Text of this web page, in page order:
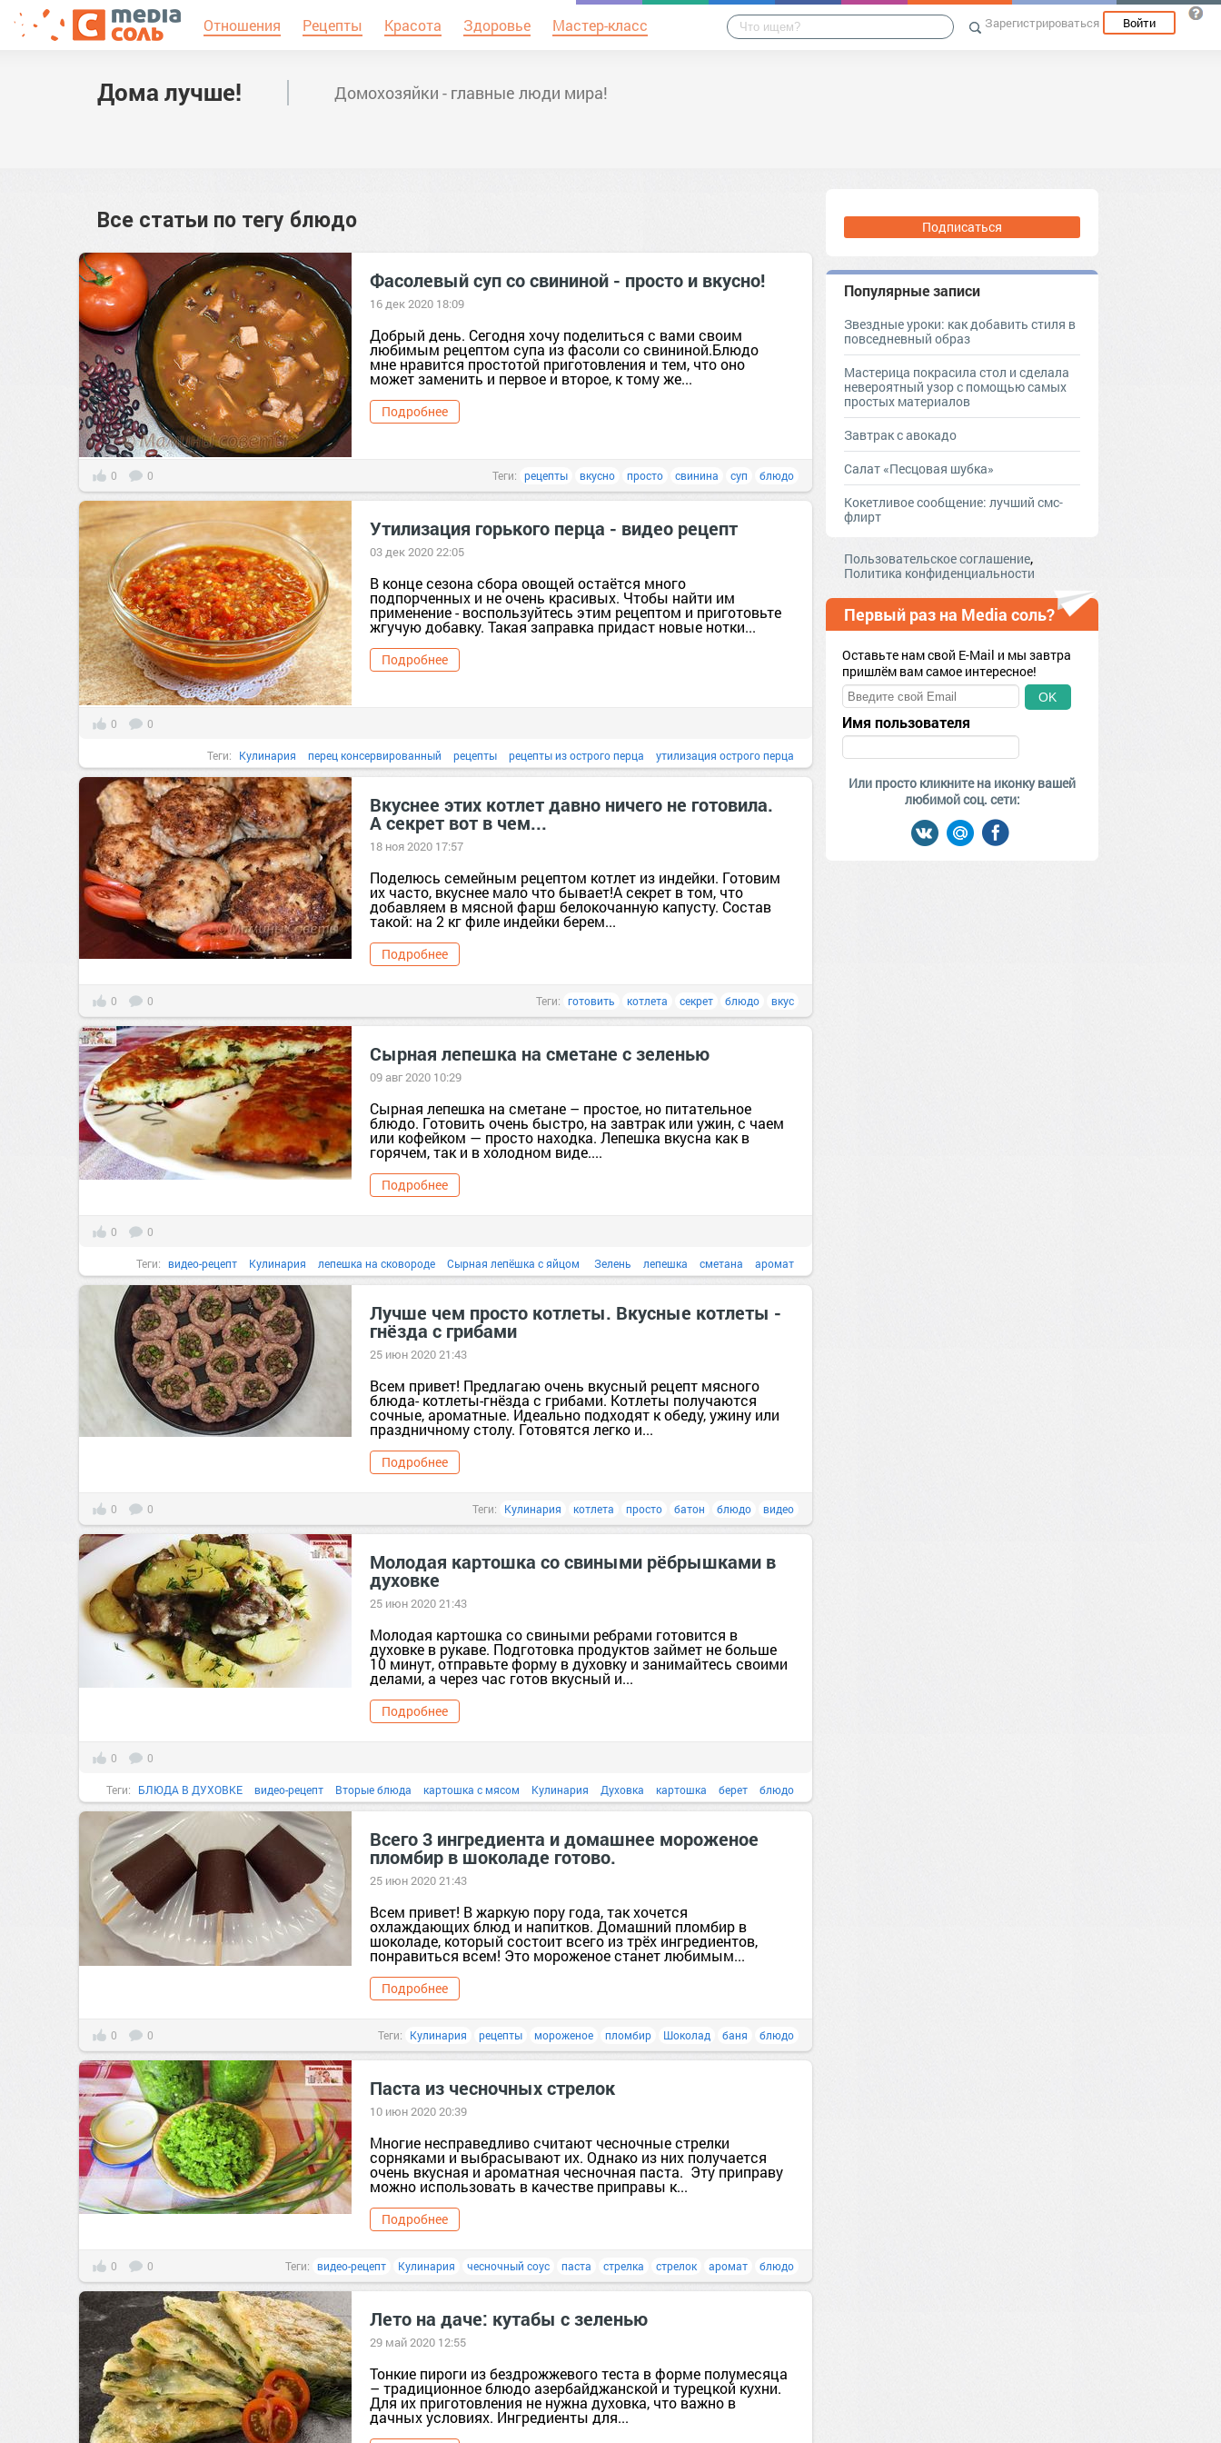
Отношения Рецепты Красота Здоровье Мастер-класс Зарегистрироваться Войти
Дома лучше! Домохозяйки - главные люди мира!
Все статьи по тегу блюдо
Фасолевый суп со свининой - просто и вкусно!
16 дек 2020 18:09
Добрый день. Сегодня хочу поделиться с вами своим
любимым рецептом супа из фасоли со свининой.Блюдо
мне нравится простотой приготовления и тем, что оно
может заменить и первое и второе, к тому же...
Подробнее
0 0 Теги: рецепты вкусно просто свинина суп блюдо
Утилизация горького перца - видео рецепт
03 дек 2020 22:05
В конце сезона сбора овощей остаётся много
подпорченных и не очень красивых. Чтобы найти им
применение - воспользуйтесь этим рецептом и приготовьте
жгучую добавку. Такая заправка придаст новые нотки...
Подробнее
0 0
Теги: Кулинария перец консервированный рецепты рецепты из острого перца утилизация острого перца
Вкуснее этих котлет давно ничего не готовила.
А секрет вот в чем...
18 ноя 2020 17:57
Поделюсь семейным рецептом котлет из индейки. Готовим
их часто, вкуснее мало что бывает!А секрет в том, что
добавляем в мясной фарш белокочанную капусту. Состав
такой: на 2 кг филе индейки берем...
Подробнее
0 0 Теги: готовить котлета секрет блюдо вкус
Сырная лепешка на сметане с зеленью
09 авг 2020 10:29
Сырная лепешка на сметане – простое, но питательное
блюдо. Готовить очень быстро, на завтрак или ужин, с чаем
или кофейком — просто находка. Лепешка вкусна как в
горячем, так и в холодном виде....
Подробнее
0 0
Теги: видео-рецепт Кулинария лепешка на сковороде Сырная лепёшка с яйцом Зелень лепешка сметана аромат
Лучше чем просто котлеты. Вкусные котлеты -
гнёзда с грибами
25 июн 2020 21:43
Всем привет! Предлагаю очень вкусный рецепт мясного
блюда- котлеты-гнёзда с грибами. Котлеты получаются
сочные, ароматные. Идеально подходят к обеду, ужину или
праздничному столу. Готовятся легко и...
Подробнее
0 0 Теги: Кулинария котлета просто батон блюдо видео
Молодая картошка со свиными рёбрышками в
духовке
25 июн 2020 21:43
Молодая картошка со свиными ребрами готовится в
духовке в рукаве. Подготовка продуктов займет не больше
10 минут, отправьте форму в духовку и занимайтесь своими
делами, а через час готов вкусный и...
Подробнее
0 0
Теги: БЛЮДА В ДУХОВКЕ видео-рецепт Вторые блюда картошка с мясом Кулинария Духовка картошка берет блюдо
Всего 3 ингредиента и домашнее мороженое
пломбир в шоколаде готово.
25 июн 2020 21:43
Всем привет! В жаркую пору года, так хочется
охлаждающих блюд и напитков. Домашний пломбир в
шоколаде, который состоит всего из трёх ингредиентов,
понравиться всем! Это мороженое станет любимым...
Подробнее
0 0 Теги: Кулинария рецепты мороженое пломбир Шоколад баня блюдо
Паста из чесночных стрелок
10 июн 2020 20:39
Многие несправедливо считают чесночные стрелки
сорняками и выбрасывают их. Однако из них получается
очень вкусная и ароматная чесночная паста. Эту приправу
можно использовать в качестве приправы к...
Подробнее
0 0 Теги: видео-рецепт Кулинария чесночный соус паста стрелка стрелок аромат блюдо
Лето на даче: кутабы с зеленью
29 май 2020 12:55
Тонкие пироги из бездрожжевого теста в форме полумесяца
– традиционное блюдо азербайджанской и турецкой кухни.
Для их приготовления не нужна духовка, что важно в
дачных условиях. Ингредиенты для...
Подписаться
Популярные записи
Звездные уроки: как добавить стиля в
повседневный образ
Мастерица покрасила стол и сделала
невероятный узор с помощью самых
простых материалов
Завтрак с авокадо
Салат «Песцовая шубка»
Кокетливое сообщение: лучший смс-
флирт
Пользовательское соглашение,
Политика конфиденциальности
Первый раз на Media соль?
Оставьте нам свой E-Mail и мы завтра
пришлём вам самое интересное!
OK
Имя пользователя
Или просто кликните на иконку вашей
любимой соц. сети: